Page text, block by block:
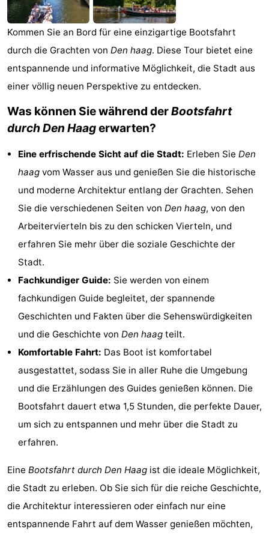
-
Unterhaltung
-
Indoor-
Spielplätze
Dörfer
&
Städte
Natur
Führungen
Sport
Radfahren
Wandern
Golfplatze
Surfen
Sportangeln
Shoppen
Essen
und
trinken
Veranstaltungen
Praktisch
Forum
Route
-
Kommen Sie an Bord für eine einzigartige Bootsfahrt
durch die Grachten von Den haag. Diese Tour bietet eine
entspannende und informative Möglichkeit, die Stadt aus
einer völlig neuen Perspektive zu entdecken.
Was können Sie während derBootsfahrt
durch Den Haagerwarten?
Eine erfrischende Sicht auf die Stadt: Erleben Sie Den
haag vom Wasser aus und genießen Sie die historische
und moderne Architektur entlang der Grachten. Sehen
Sie die verschiedenen Seiten von Den haag, von den
Arbeitervierteln bis zu den schicken Vierteln, und
erfahren Sie mehr über die soziale Geschichte der
Stadt.
Fachkundiger Guide: Sie werden von einem
fachkundigen Guide begleitet, der spannende
Geschichten und Fakten über die Sehenswürdigkeiten
und die Geschichte von Den haag teilt.
Komfortable Fahrt: Das Boot ist komfortabel
ausgestattet, sodass Sie in aller Ruhe die Umgebung
und die Erzählungen des Guides genießen können. Die
Bootsfahrt dauert etwa 1,5 Stunden, die perfekte Dauer,
um sich zu entspannen und mehr über die Stadt zu
erfahren.
Eine Bootsfahrt durch Den Haag ist die ideale Möglichkeit,
die Stadt zu erleben. Ob Sie sich für die reiche Geschichte,
die Architektur interessieren oder einfach nur eine
entspannende Fahrt auf dem Wasser genießen möchten,